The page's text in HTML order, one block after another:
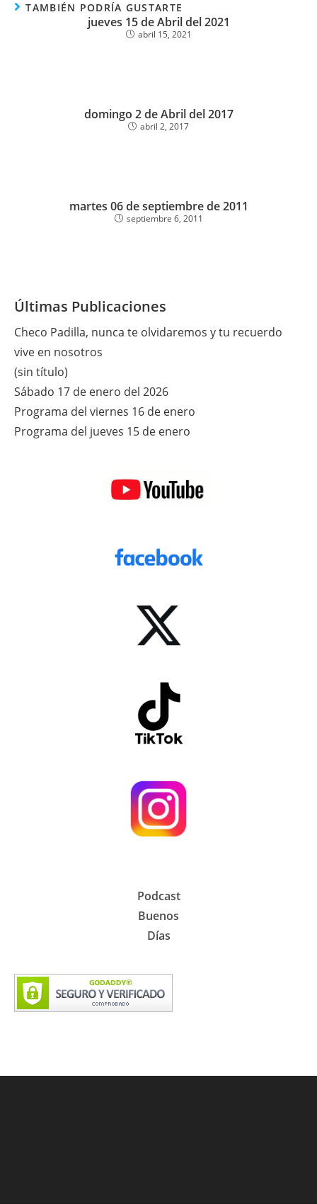
TAMBIÉN PODRÍA GUSTARTE
jueves 15 de Abril del 2021
abril 15, 2021
domingo 2 de Abril del 2017
abril 2, 2017
martes 06 de septiembre de 2011
septiembre 6, 2011
Últimas Publicaciones
Checo Padilla, nunca te olvidaremos y tu recuerdo
vive en nosotros
(sin título)
Sábado 17 de enero del 2026
Programa del viernes 16 de enero
Programa del jueves 15 de enero
Podcast
Buenos
Días